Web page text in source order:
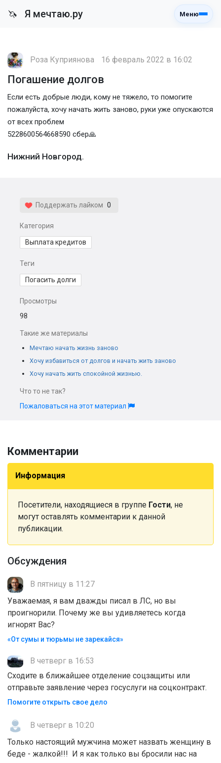
🦄 Я мечтаю.ру Меню
Роза Куприянова 16 февраль 2022 в 16:02
Погашение долгов
Если есть добрые люди, кому не тяжело, то помогите
пожалуйста, хочу начать жить заново, руки уже опускаются
от всех проблем
5228600564668590 сбер🙏
Нижний Новгород.
Поддержать лайком 0
Категория
Выплата кредитов
Теги
Погасить долги
Просмотры
98
Такие же материалы
Мечтаю начать жизнь заново
Хочу избавиться от долгов и начать жить заново
Хочу начать жить спокойной жизнью.
Что то не так?
Пожаловаться на этот материал
Комментарии
Информация
Посетители, находящиеся в группе Гости, не
могут оставлять комментарии к данной
публикации.
Обсуждения
В пятницу в 11:27
Уважаемая, я вам дважды писал в ЛС, но вы
проигнорили. Почему же вы удивляетесь когда
игнорят Вас?
«От сумы и тюрьмы не зарекайся»
В четверг в 16:53
Сходите в ближайшее отделение соцзащиты или
отправьте заявление через госуслуги на соцконтракт.
Помогите открыть свое дело
В четверг в 10:20
Только настоящий мужчина может назвать женщину в
беде - жалкой!!! И я как только вы бросили нас на